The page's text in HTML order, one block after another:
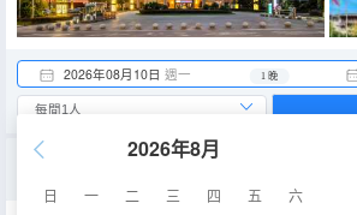
2026年08月10日 週一 1 晚
2026年8月
日 一 二 三 四 五
六